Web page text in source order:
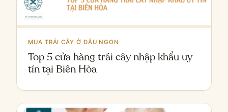
MUA TRÁI CÂY Ở ĐÂU NGON
Top 5 cửa hàng trái cây nhập khẩu uy
tín tại Biên Hòa